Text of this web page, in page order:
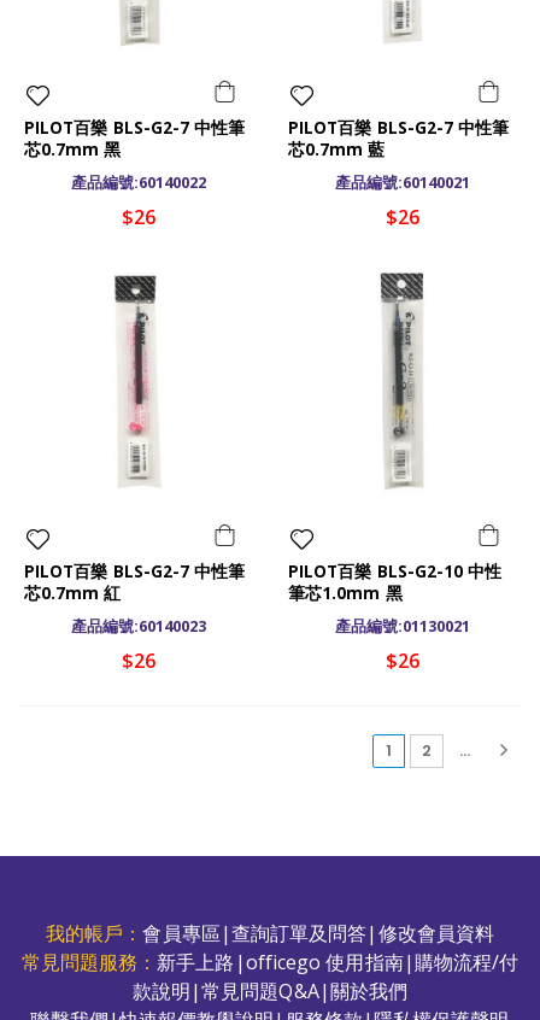
PILOT百樂 BLS-G2-7 中性筆
芯0.7mm 黑
產品編號:60140022
$26
PILOT百樂 BLS-G2-7 中性筆
芯0.7mm 藍
產品編號:60140021
$26
PILOT百樂 BLS-G2-7 中性筆
芯0.7mm 紅
產品編號:60140023
$26
PILOT百樂 BLS-G2-10 中性
筆芯1.0mm 黑
產品編號:01130021
$26
1 (current)
2 ...
我的帳戶：會員專區|查詢訂單及問答| 修改會員資料
常見問題服務： 新手上路 |officego 使用指南|購物流程/付
款說明|常見問題Q&A|關於我們